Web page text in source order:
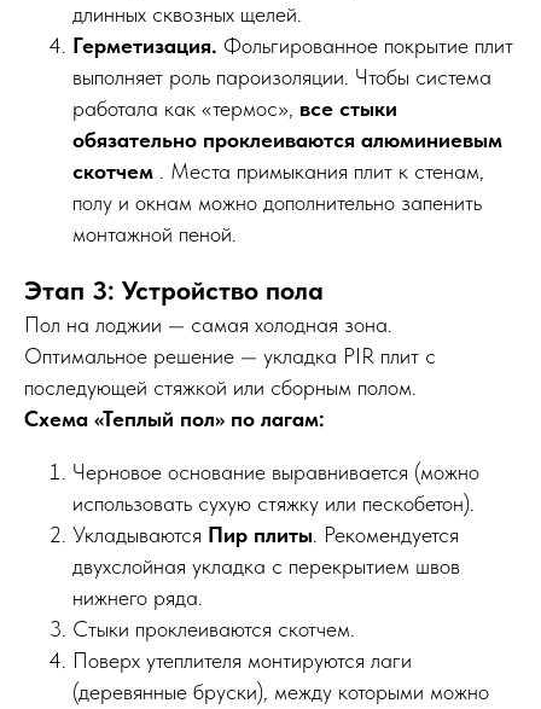
длинных сквозных щелей.
Герметизация. Фольгированное покрытие плит
выполняет роль пароизоляции. Чтобы система
работала как «термос», все стыки
обязательно проклеиваются алюминиевым
скотчем . Места примыкания плит к стенам,
полу и окнам можно дополнительно запенить
монтажной пеной.
Этап 3: Устройство пола
Пол на лоджии — самая холодная зона.
Оптимальное решение — укладка PIR плит с
последующей стяжкой или сборным полом.
Схема «Теплый пол» по лагам:
Черновое основание выравнивается (можно
использовать сухую стяжку или пескобетон).
Укладываются Пир плиты . Рекомендуется
двухслойная укладка с перекрытием швов
нижнего ряда.
Стыки проклеиваются скотчем.
Поверх утеплителя монтируются лаги
(деревянные бруски), между которыми можно